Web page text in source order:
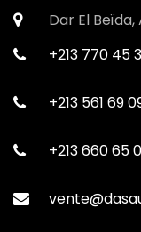
Dar El
+213 770 45
+213 561 69
+213 660 65